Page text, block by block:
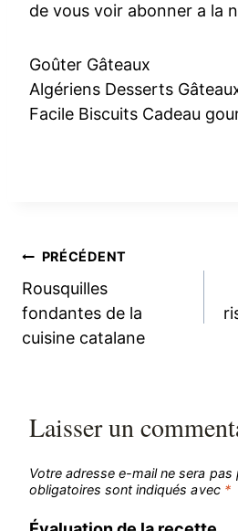
de vous voir abonner a la
Goûter Gâteaux
Algériens Desserts
Facile Biscuits Cadeau
Navigation
de
l’article
PRÉCÉDENT
Rousquilles
fondantes de la
cuisine catalane
Laisser un
Votre adresse e-mail ne sera pas
obligatoires sont indiqués avec *